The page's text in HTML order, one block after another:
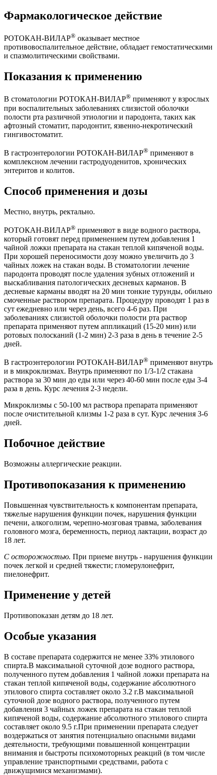
Фармакологическое действие
РОТОКАН-ВИЛАР® оказывает местное
противовоспалительное действие, обладает гемостатическими
и спазмолитическими свойствами.
Показания к применению
В стоматологии РОТОКАН-ВИЛАР® применяют у взрослых
при воспалительных заболеваниях слизистой оболочки
полости рта различной этиологии и пародонта, таких как
афтозный стоматит, пародонтит, язвенно-некротический
гингивостоматит.
В гастроэнтерологии РОТОКАН-ВИЛАР® применяют в
комплексном лечении гастродуоденитов, хронических
энтеритов и колитов.
Способ применения и дозы
Местно, внутрь, ректально.
РОТОКАН-ВИЛАР® применяют в виде водного раствора,
который готовят перед применением путем добавления 1
чайной ложки препарата на стакан теплой кипяченой воды.
При хорошей переносимости дозу можно увеличить до 3
чайных ложек на стакан воды. В стоматологии лечение
пародонта проводят после удаления зубных отложений и
выскабливания патологических десневых карманов. В
десневые карманы вводят на 20 мин тонкие турунды, обильно
смоченные раствором препарата. Процедуру проводят 1 раз в
сут ежедневно или через день, всего 4-6 раз. При
заболеваниях слизистой оболочки полости рта раствор
препарата применяют путем аппликаций (15-20 мин) или
ротовых полосканий (1-2 мин) 2-3 раза в день в течение 2-5
дней.
В гастроэнтерологии РОТОКАН-ВИЛАР® применяют внутрь
и в микроклизмах. Внутрь применяют по 1/3-1/2 стакана
раствора за 30 мин до еды или через 40-60 мин после еды 3-4
раза в день. Курс лечения 2-3 недели.
Микроклизмы с 50-100 мл раствора препарата применяют
после очистительной клизмы 1-2 раза в сут. Курс лечения 3-6
дней.
Побочное действие
Возможны аллергические реакции.
Противопоказания к применению
Повышенная чувствительность к компонентам препарата,
тяжелые нарушения функции почек, нарушения функции
печени, алкоголизм, черепно-мозговая травма, заболевания
головного мозга, беременность, период лактации, возраст до
18 лет.
С осторожностью. При приеме внутрь - нарушения функции
почек легкой и средней тяжести; гломерулонефрит,
пиелонефрит.
Применение у детей
Противопоказан детям до 18 лет.
Особые указания
В составе препарата содержится не менее 33% этилового
спирта.В максимальной суточной дозе водного раствора,
полученного путем добавления 1 чайной ложки препарата на
стакан теплой кипяченой воды, содержание абсолютного
этилового спирта составляет около 3.2 г.В максимальной
суточной дозе водного раствора, полученного путем
добавления 3 чайных ложек препарата на стакан теплой
кипяченой воды, содержание абсолютного этилового спирта
составляет около 9.5 г.При применении препарата следует
воздержаться от занятия потенциально опасными видами
деятельности, требующими повышенной концентрации
внимания и быстроты психомоторных реакций (в том числе
управление транспортными средствами, работа с
движущимися механизмами).